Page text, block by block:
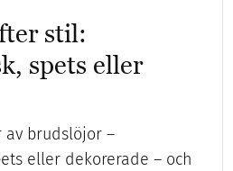
stil:
spets eller
av brudslöjor –
eller dekorerade – och